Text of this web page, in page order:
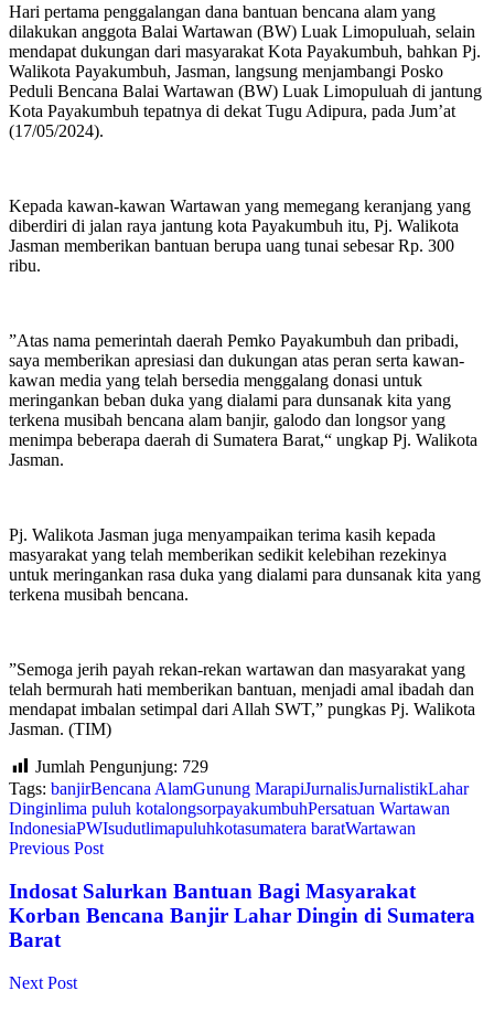
Hari pertama penggalangan dana bantuan bencana alam yang
dilakukan anggota Balai Wartawan (BW) Luak Limopuluah, selain
mendapat dukungan dari masyarakat Kota Payakumbuh, bahkan Pj.
Walikota Payakumbuh, Jasman, langsung menjambangi Posko
Peduli Bencana Balai Wartawan (BW) Luak Limopuluah di jantung
Kota Payakumbuh tepatnya di dekat Tugu Adipura, pada Jum’at
(17/05/2024).
Kepada kawan-kawan Wartawan yang memegang keranjang yang
diberdiri di jalan raya jantung kota Payakumbuh itu, Pj. Walikota
Jasman memberikan bantuan berupa uang tunai sebesar Rp. 300
ribu.
”Atas nama pemerintah daerah Pemko Payakumbuh dan pribadi,
saya memberikan apresiasi dan dukungan atas peran serta kawan-
kawan media yang telah bersedia menggalang donasi untuk
meringankan beban duka yang dialami para dunsanak kita yang
terkena musibah bencana alam banjir, galodo dan longsor yang
menimpa beberapa daerah di Sumatera Barat,“ ungkap Pj. Walikota
Jasman.
Pj. Walikota Jasman juga menyampaikan terima kasih kepada
masyarakat yang telah memberikan sedikit kelebihan rezekinya
untuk meringankan rasa duka yang dialami para dunsanak kita yang
terkena musibah bencana.
”Semoga jerih payah rekan-rekan wartawan dan masyarakat yang
telah bermurah hati memberikan bantuan, menjadi amal ibadah dan
mendapat imbalan setimpal dari Allah SWT,” pungkas Pj. Walikota
Jasman. (TIM)
Jumlah Pengunjung: 729
Tags: banjirBencana AlamGunung MarapiJurnalisJurnalistikLahar
Dinginlima puluh kotalongsorpayakumbuhPersatuan Wartawan
IndonesiaPWIsudutlimapuluhkotasumatera baratWartawan
Previous Post
Indosat Salurkan Bantuan Bagi Masyarakat
Korban Bencana Banjir Lahar Dingin di Sumatera
Barat
Next Post